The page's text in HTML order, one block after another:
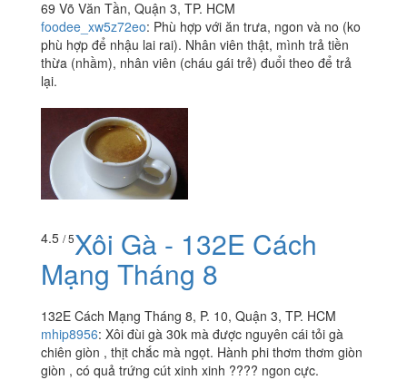
69 Võ Văn Tần, Quận 3, TP. HCM
foodee_xw5z72eo: Phù hợp với ăn trưa, ngon và no (ko
phù hợp để nhậu lai rai). Nhân viên thật, mình trả tiền
thừa (nhầm), nhân viên (cháu gái trẻ) đuổi theo để trả
lại.
4.5 / 5Xôi Gà - 132E Cách
Mạng Tháng 8
132E Cách Mạng Tháng 8, P. 10, Quận 3, TP. HCM
mhip8956: Xôi đùi gà 30k mà được nguyên cái tỏi gà
chiên giòn , thịt chắc mà ngọt. Hành phi thơm thơm giòn
giòn , có quả trứng cút xinh xinh ???? ngon cực.